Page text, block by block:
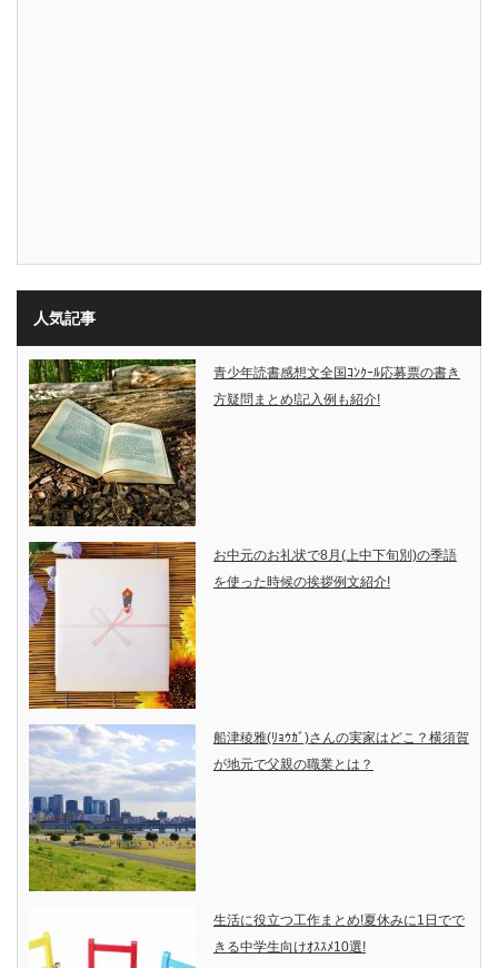
人気記事
青少年読書感想文全国ｺﾝｸｰﾙ応募票の書き
方疑問まとめ!記入例も紹介!
お中元のお礼状で8月(上中下旬別)の季語
を使った時候の挨拶例文紹介!
船津稜雅(ﾘｮｳｶﾞ)さんの実家はどこ？横須賀
が地元で父親の職業とは？
生活に役立つ工作まとめ!夏休みに1日でで
きる中学生向けｵｽｽﾒ10選!